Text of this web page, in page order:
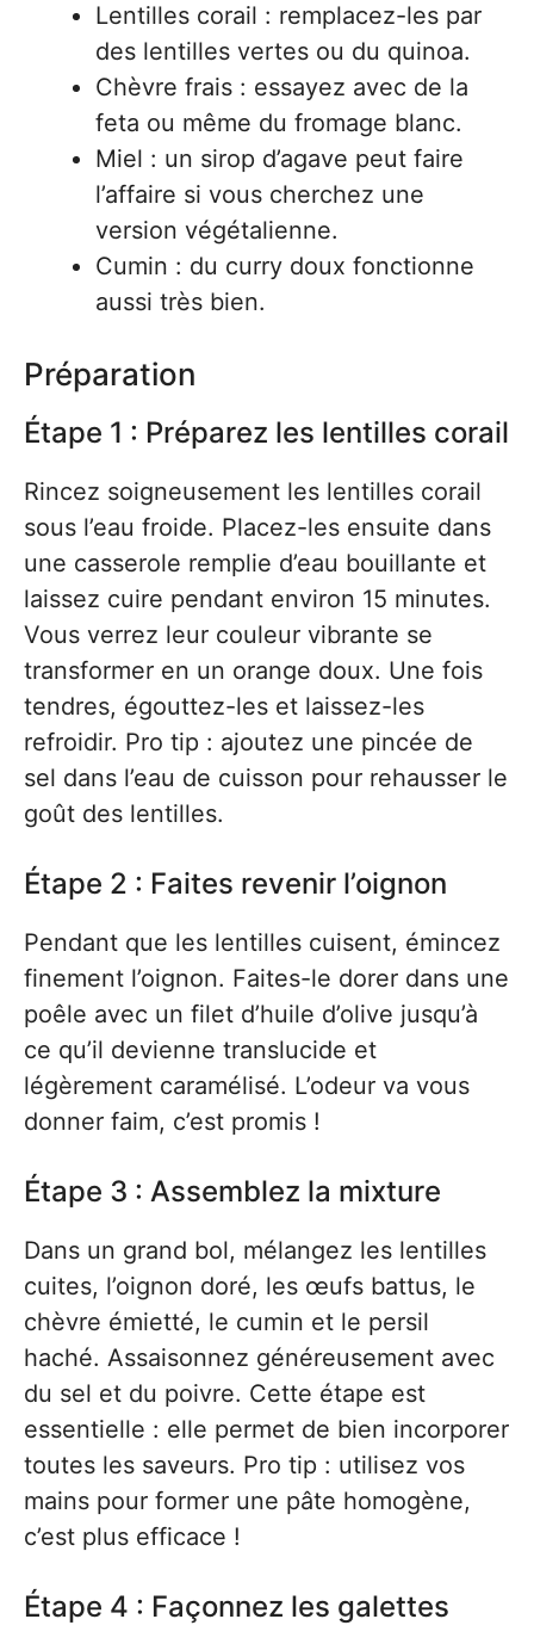
Lentilles corail : remplacez-les par
des lentilles vertes ou du quinoa.
Chèvre frais : essayez avec de la
feta ou même du fromage blanc.
Miel : un sirop d’agave peut faire
l’affaire si vous cherchez une
version végétalienne.
Cumin : du curry doux fonctionne
aussi très bien.
Préparation
Étape 1 : Préparez les lentilles corail
Rincez soigneusement les lentilles corail
sous l’eau froide. Placez-les ensuite dans
une casserole remplie d’eau bouillante et
laissez cuire pendant environ 15 minutes.
Vous verrez leur couleur vibrante se
transformer en un orange doux. Une fois
tendres, égouttez-les et laissez-les
refroidir. Pro tip : ajoutez une pincée de
sel dans l’eau de cuisson pour rehausser le
goût des lentilles.
Étape 2 : Faites revenir l’oignon
Pendant que les lentilles cuisent, émincez
finement l’oignon. Faites-le dorer dans une
poêle avec un filet d’huile d’olive jusqu’à
ce qu’il devienne translucide et
légèrement caramélisé. L’odeur va vous
donner faim, c’est promis !
Étape 3 : Assemblez la mixture
Dans un grand bol, mélangez les lentilles
cuites, l’oignon doré, les œufs battus, le
chèvre émietté, le cumin et le persil
haché. Assaisonnez généreusement avec
du sel et du poivre. Cette étape est
essentielle : elle permet de bien incorporer
toutes les saveurs. Pro tip : utilisez vos
mains pour former une pâte homogène,
c’est plus efficace !
Étape 4 : Façonnez les galettes